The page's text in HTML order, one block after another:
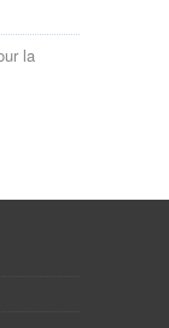
la